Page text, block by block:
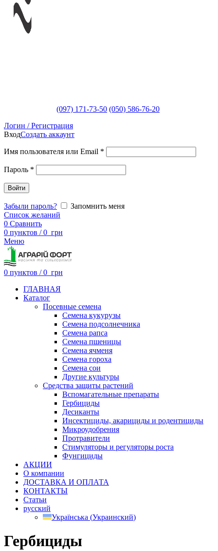
(097) 171-73-50 (050) 586-76-20
Логин / Регистрация
ВходСоздать аккаунт
Имя пользователя или Email *
Пароль *
Войти
Забыли пароль?
Запомнить меня
Список желаний
0 Сравнить
0 пунктов / 0 грн
Меню
0 пунктов / 0 грн
ГЛАВНАЯ
Каталог
Посевные семена
Семена кукурузы
Семена подсолнечника
Семена рапса
Семена пшеницы
Семена ячменя
Семена гороха
Семена сои
Другие культуры
Средства защиты растений
Вспомагательные препараты
Гербициды
Десиканты
Инсектициды, акарициды и родентициды
Микроудобрения
Протравители
Стимуляторы и регуляторы роста
Фунгициды
АКЦИИ
О компании
ДОСТАВКА И ОПЛАТА
КОНТАКТЫ
Статьи
русский
Українська (Украинский)
Гербициды